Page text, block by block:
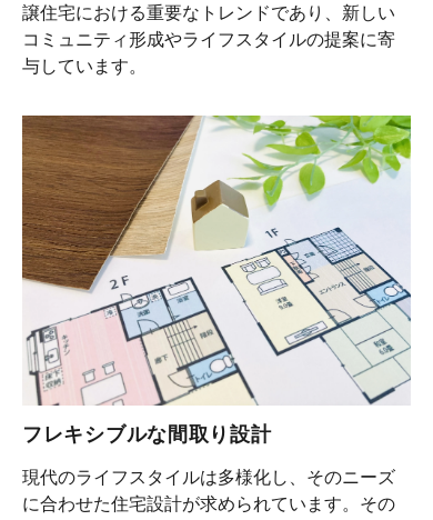
譲住宅における重要なトレンドであり、新しい
コミュニティ形成やライフスタイルの提案に寄
与しています。
フレキシブルな間取り設計
現代のライフスタイルは多様化し、そのニーズ
に合わせた住宅設計が求められています。その